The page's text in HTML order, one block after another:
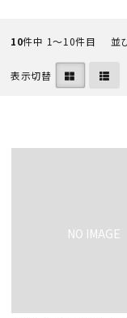
meeting_room ログイン
10件中 1〜10件目 並
表示切替